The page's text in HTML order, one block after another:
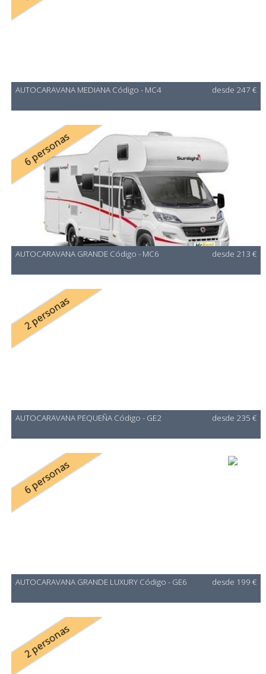
AUTOCARAVANA MEDIANA Código - MC4 desde 247 €
6 personas
AUTOCARAVANA GRANDE Código - MC6 desde 213 €
2 personas
AUTOCARAVANA PEQUEÑA Código - GE2 desde 235 €
6 personas
AUTOCARAVANA GRANDE LUXURY Código - GE6 desde 199 €
2 personas